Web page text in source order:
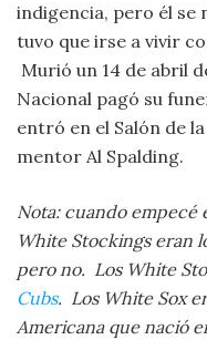
indigencia, pero él se
tuvo que irse a vivir
Murió un 14 de abril
Nacional pagó su
entró en el Salón de
mentor Al Spalding.
Nota: cuando empecé
White Stockings eran
pero no. Los White
Cubs. Los White Sox
Americana que nació